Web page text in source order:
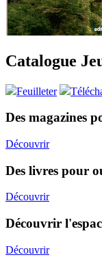
Catalogue
Feuilleter
Des magazines
Découvrir
Des livres pour
Découvrir
Découvrir
Découvrir